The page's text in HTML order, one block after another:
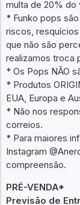
multa de 20% do
* Funko pops
riscos,
que não são
realizamos troca
* Os Pops NÃO
* Produtos
EUA, Europa e
* Não nos
correios.
* Para maiores
Instagram
compreensão.
PRÉ-VENDA*
Previsão de